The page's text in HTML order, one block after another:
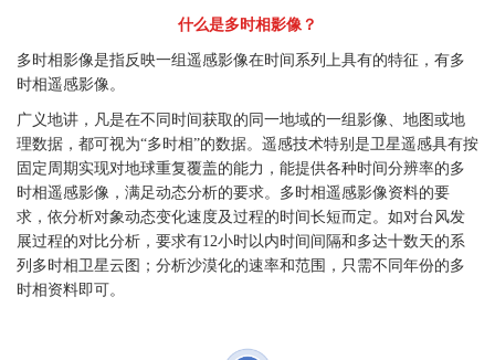
什么是多时相影像？
多时相影像是指反映一组遥感影像在时间系列上具有的特征，有多
时相遥感影像。
广义地讲，凡是在不同时间获取的同一地域的一组影像、地图或地
理数据，都可视为“多时相”的数据。遥感技术特别是卫星遥感具有按
固定周期实现对地球重复覆盖的能力，能提供各种时间分辨率的多
时相遥感影像，满足动态分析的要求。多时相遥感影像资料的要
求，依分析对象动态变化速度及过程的时间长短而定。如对台风发
展过程的对比分析，要求有12小时以内时间间隔和多达十数天的系
列多时相卫星云图；分析沙漠化的速率和范围，只需不同年份的多
时相资料即可。